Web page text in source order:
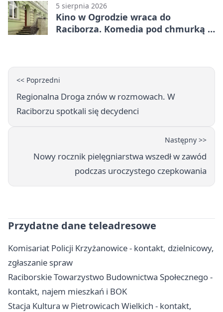
5 sierpnia 2026
Kino w Ogrodzie wraca do
Raciborza. Komedia pod chmurką w
<< Poprzedni
Regionalna Droga znów w rozmowach. W
Raciborzu spotkali się decydenci
Następny >>
Nowy rocznik pielęgniarstwa wszedł w zawód
podczas uroczystego czepkowania
Przydatne dane teleadresowe
Komisariat Policji Krzyżanowice - kontakt, dzielnicowy,
zgłaszanie spraw
Raciborskie Towarzystwo Budownictwa Społecznego -
kontakt, najem mieszkań i BOK
Stacja Kultura w Pietrowicach Wielkich - kontakt,